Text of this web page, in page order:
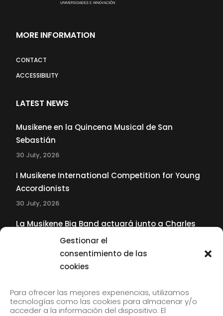
Gestionar el
consentimiento de las
cookies
Para ofrecer las mejores experiencias, utilizamos
tecnologías como las cookies para almacenar y/o
acceder a la información del dispositivo. El
MORE INFORMATION
CONTACT
ACCESSIBILITY
LATEST NEWS
Musikene en la Quincena Musical de San
Sebastián
30 July, 2026
I Musikene International Competition for Young
Accordionists
30 July, 2026
La Musikene Big Band actuará junto a Charles
Tolliver en el 61 Jazzaldia